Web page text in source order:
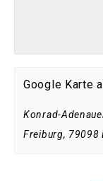
Google Karte
Konrad-
Freiburg, 79098